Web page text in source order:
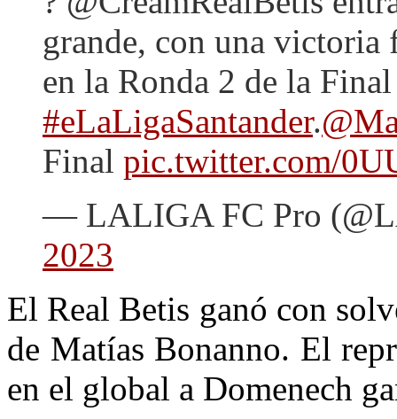
grande, con una
en la Ronda 2 de la
#eLaLigaSantander.
Final pic.twitter.com/
— LALIGA FC Pro
2023
El Real Betis ganó con
de Matías Bonanno. El
en el global a Domenech